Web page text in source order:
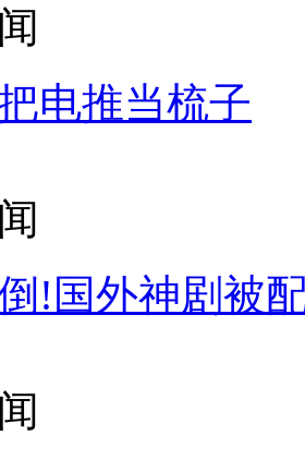
电推当梳子
!国外神剧被